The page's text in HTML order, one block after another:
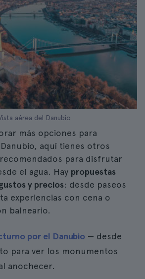
aérea del Danubio
más opciones para
aquí tienes otros
para disfrutar
el agua. Hay propuestas
y precios: desde paseos
experiencias con cena o
balneario.
por el Danubio — desde
para ver los monumentos
anochecer.